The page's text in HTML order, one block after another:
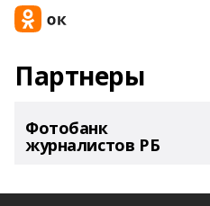
Партнеры
Фотобанк
журналистов РБ